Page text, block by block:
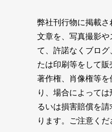
弊社刊行物に掲載
文章を、写真撮影や
て、許諾なくブログ
たは印刷等をして
著作権、肖像権等
り、場合によって
るいは損害賠償を
ります。ご注意くだ